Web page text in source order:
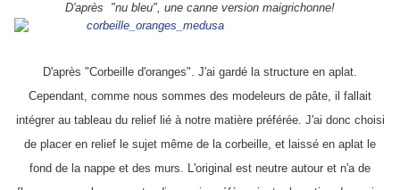
D'après "nu bleu", une canne version maigrichonne!
D'après "Corbeille d'oranges". J'ai gardé la structure en aplat.
Cependant, comme nous sommes des modeleurs de pâte, il fallait
intégrer au tableau du relief lié à notre matière préférée. J'ai donc choisi
de placer en relief le sujet même de la corbeille, et laissé en aplat le
fond de la nappe et des murs. L'original est neutre autour et n'a de